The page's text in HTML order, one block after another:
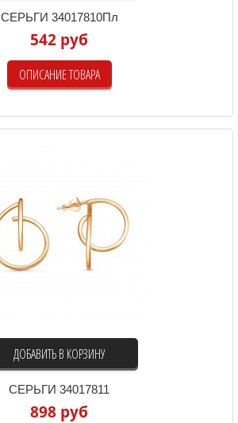
СЕРЬГИ 34017810Пл
542 руб
ОПИСАНИЕ ТОВАРА
ДОБАВИТЬ В КОРЗИНУ
СЕРЬГИ 34017811
898 руб